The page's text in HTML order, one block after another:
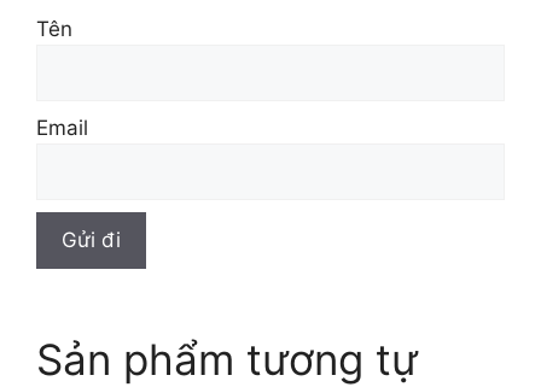
Tên
Email
Sản phẩm tương tự